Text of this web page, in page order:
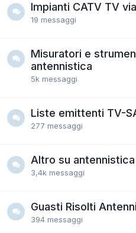
Impianti CATV TV
19 messaggi
Misuratori e
antennistica
5k messaggi
Liste emittenti TV-
277 messaggi
Altro su antennistica
3,4k messaggi
Guasti Risolti
394 messaggi